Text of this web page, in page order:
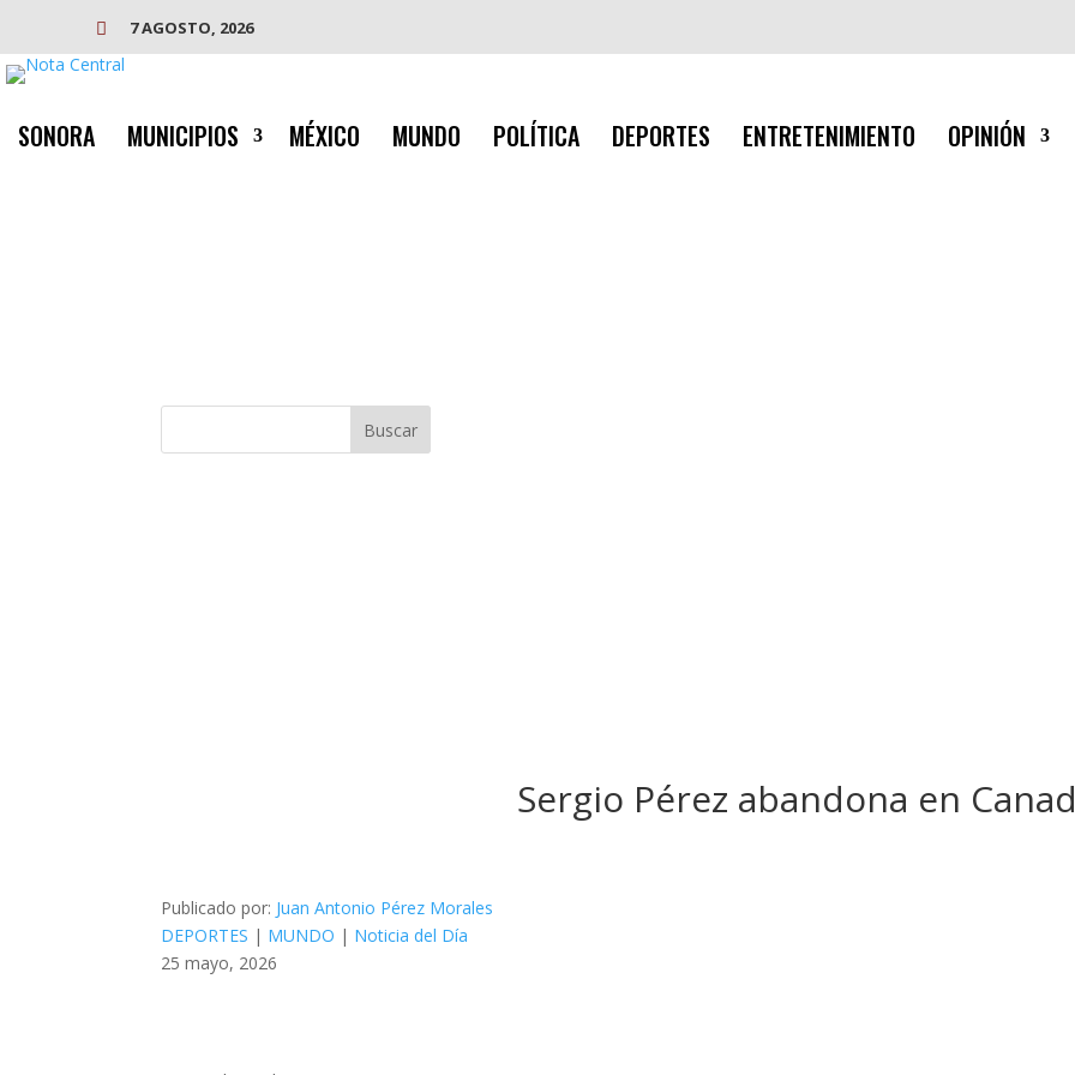
 7 AGOSTO, 2026
SONORA MUNICIPIOS MÉXICO MUNDO POLÍTICA DEPORTES ENTRETENIMIENTO OPINIÓN
Buscar
Sergio Pérez abandona en
Publicado por: Juan Antonio Pérez Morales
DEPORTES | MUNDO | Noticia del Día
25 mayo, 2026